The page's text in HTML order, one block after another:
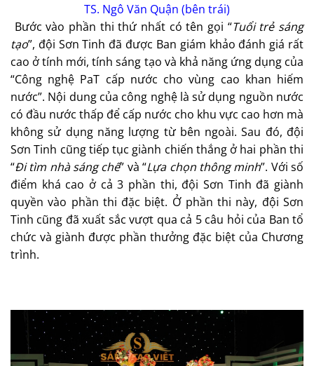
TS. Ngô Văn Quận (bên trái)
Bước vào phần thi thứ nhất có tên gọi “Tuổi trẻ sáng
tạo”, đội Sơn Tinh đã được Ban giám khảo đánh giá rất
cao ở tính mới, tính sáng tạo và khả năng ứng dụng của
“Công nghệ PaT cấp nước cho vùng cao khan hiếm
nước”. Nội dung của công nghệ là sử dụng nguồn nước
có đầu nước thấp để cấp nước cho khu vực cao hơn mà
không sử dụng năng lượng từ bên ngoài. Sau đó, đội
Sơn Tinh cũng tiếp tục giành chiến thắng ở hai phần thi
“Đi tìm nhà sáng chế” và “Lựa chọn thông minh”. Với số
điểm khá cao ở cả 3 phần thi, đội Sơn Tinh đã giành
quyền vào phần thi đặc biệt. Ở phần thi này, đội Sơn
Tinh cũng đã xuất sắc vượt qua cả 5 câu hỏi của Ban tổ
chức và giành được phần thưởng đặc biệt của Chương
trình.